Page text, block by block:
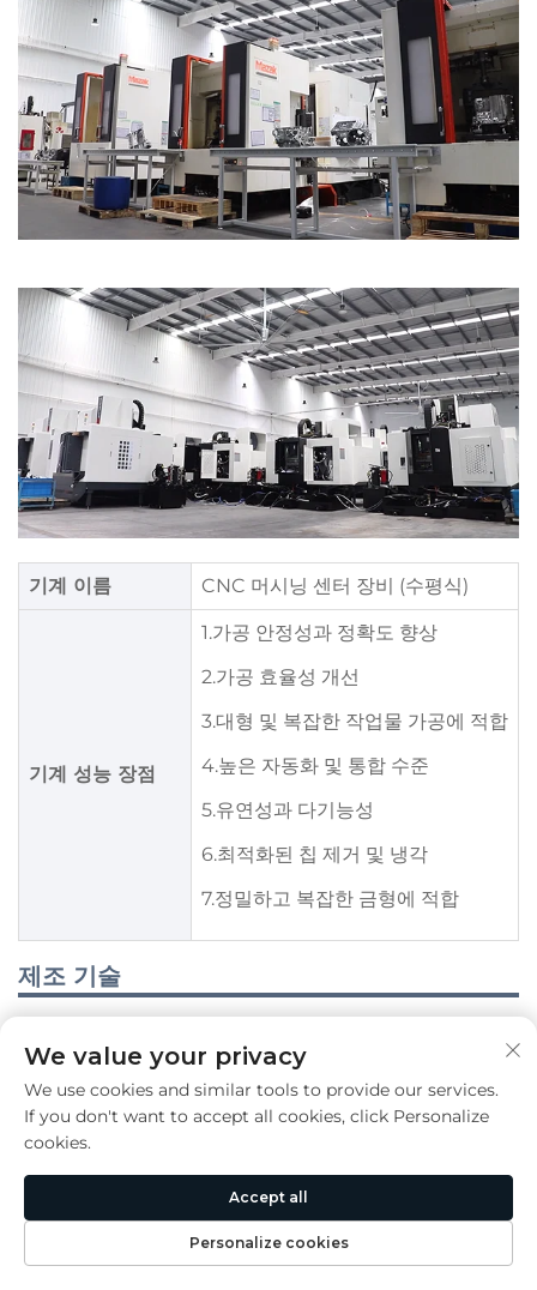
기계 이름 CNC 머시닝 센터 장비 (수평식)
기계 성능 장점
1.가공 안정성과 정확도 향상
2.가공 효율성 개선
3.대형 및 복잡한 작업물 가공에 적합
4.높은 자동화 및 통합 수준
5.유연성과 다기능성
6.최적화된 칩 제거 및 냉각
7.정밀하고 복잡한 금형에 적합
제조 기술
We value your privacy
We use cookies and similar tools to provide our services.
If you don't want to accept all cookies, click Personalize
cookies.
Personalize cookies
Accept all